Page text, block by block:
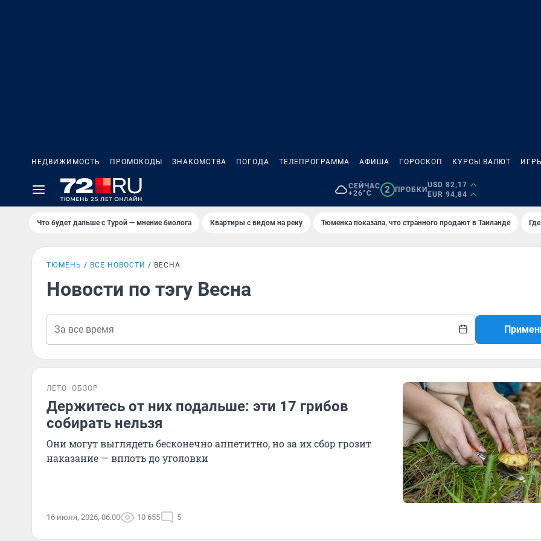
НЕДВИЖИМОСТЬ ПРОМОКОДЫ ЗНАКОМСТВА ПОГОДА ТЕЛЕПРОГРАММА АФИША ГОРОСКОП КУРСЫ ВАЛЮТ
СЕЙЧАС
+26°C
2 ПРОБКИ
USD 82,17
EUR 94,84
Что будет дальше с Турой — мнение биолога Квартиры с видом на реку Тюменка показала, что странного продают в Таиланде
ТЮМЕНЬ ВСЕ НОВОСТИ ВЕСНА
Новости по тэгу Весна
ЛЕТО ОБЗОР
Держитесь от них подальше: эти 17 грибов
собирать нельзя
Они могут выглядеть бесконечно аппетитно, но за их сбор грозит
наказание — вплоть до уголовки
16 июля, 2026, 06:00 10 655 5